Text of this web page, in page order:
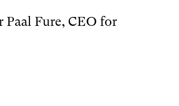
Fure, CEO for